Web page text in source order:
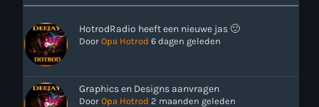
HotrodRadio heeft een nieuwe jas 🙂
Door Opa Hotrod 6 dagen geleden
Graphics en Designs aanvragen
Door Opa Hotrod 2 maanden geleden